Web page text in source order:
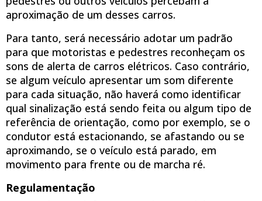
aproximação de um desses carros.
Para tanto, será necessário adotar um padrão
para que motoristas e pedestres reconheçam os
sons de alerta de carros elétricos. Caso contrário,
se algum veículo apresentar um som diferente
para cada situação, não haverá como identificar
qual sinalização está sendo feita ou algum tipo de
referência de orientação, como por exemplo, se o
condutor está estacionando, se afastando ou se
aproximando, se o veículo está parado, em
movimento para frente ou de marcha ré.
Regulamentação